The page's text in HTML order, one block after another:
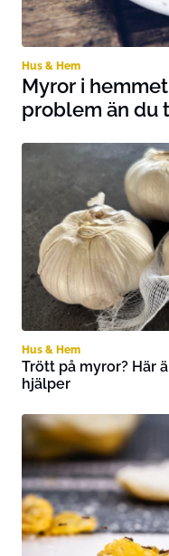
Hus & Hem
Myror i
problem än du
Hus & Hem
Trött på myror? Här
hjälper